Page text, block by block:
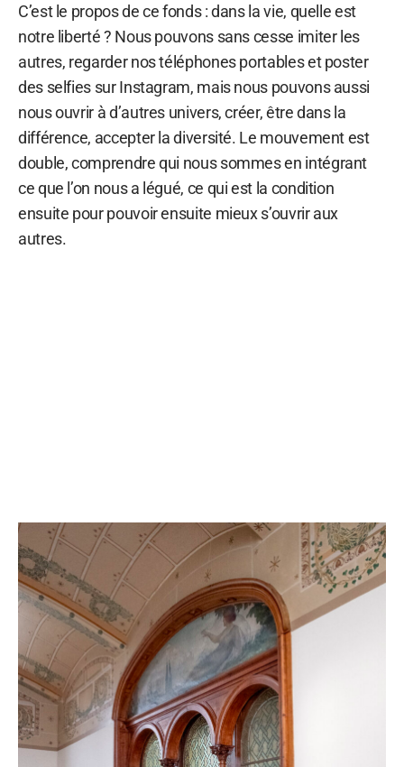
C’est le propos de ce fonds : dans la vie, quelle est
notre liberté ? Nous pouvons sans cesse imiter les
autres, regarder nos téléphones portables et poster
des selfies sur Instagram, mais nous pouvons aussi
nous ouvrir à d’autres univers, créer, être dans la
différence, accepter la diversité. Le mouvement est
double, comprendre qui nous sommes en intégrant
ce que l’on nous a légué, ce qui est la condition
ensuite pour pouvoir ensuite mieux s’ouvrir aux
autres.